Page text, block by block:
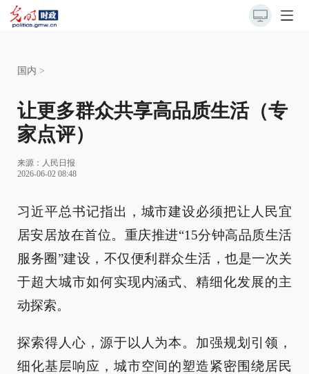
国内 >
让更多群众共享高品质生活（专
家点评）
来源： 人民日报
2026-06-02 08:48
习近平总书记指出，城市建设必须把让人民宜
居安居放在首位。重庆推进“15分钟高品质生活
服务圈”建设，不仅便利群众生活，也是一次关
于超大城市如何实现内涵式、精细化发展的主
动探索。
探索得人心，源于以人为本。加强规划引领，
细化基层响应，城市空间的塑造紧密围绕居民